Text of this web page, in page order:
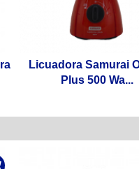
Licuadora Samurai
Plus 500 Wa...